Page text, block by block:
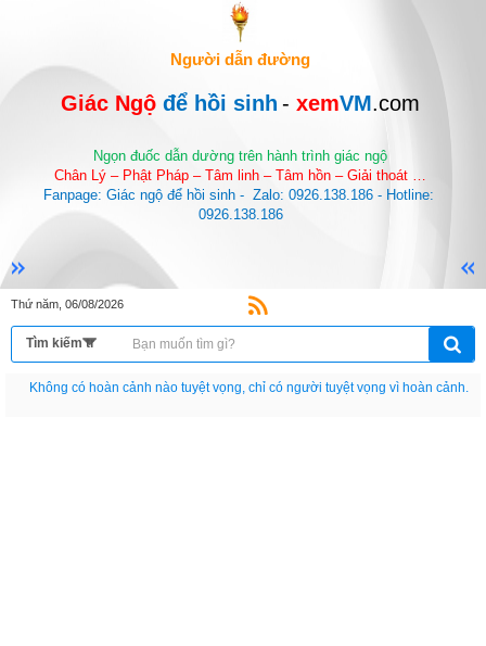
Người dẫn đường
Giác Ngộ để hồi sinh - xemVM.com
Ngọn đuốc dẫn dường trên hành trình giác ngộ
Chân Lý – Phật Pháp – Tâm linh – Tâm hồn – Giải thoát …
Fanpage: Giác ngộ để hồi sinh -  Zalo: 0926.138.186 - Hotline:
0926.138.186
Thứ năm, 06/08/2026
Nếu như không chịu học tập thì cho dù đi vạn dặm đường cũng chỉ là anh đưa